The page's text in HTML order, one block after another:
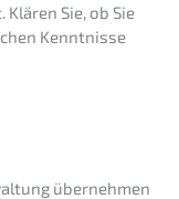
Sie, ob Sie
Kennt­nis­se
übernehmen